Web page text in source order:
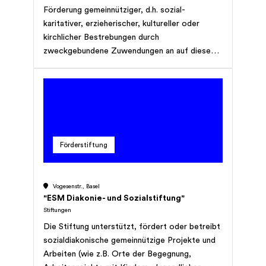
Förderung gemeinnütziger, d.h. sozial-
karitativer, erzieherischer, kultureller oder
kirchlicher Bestrebungen durch
zweckgebundene Zuwendungen an auf diesen
Gebietskörperschaften oder private
nicht ausschliesslich, in den Gemeinden
Unterhaltes der Grabstätte der Familien Studer
auf dem Dorffriedhof von Escholzmatt,
solange diese besteht; ausnahmsweise die
subsidiäre Unterstützung von männlichen oder
weiblichen Nachkommen der ursprünglichen
Stifter oder ihrer vier leiblichen Schwestern im
Förderstiftung
Vogesenstr., Basel
"ESM Diakonie- und Sozialstiftung"
Stiftungen
Die Stiftung unterstützt, fördert oder betreibt
sozialdiakonische gemeinnützige Projekte und
Arbeiten (wie z.B. Orte der Begegnung,